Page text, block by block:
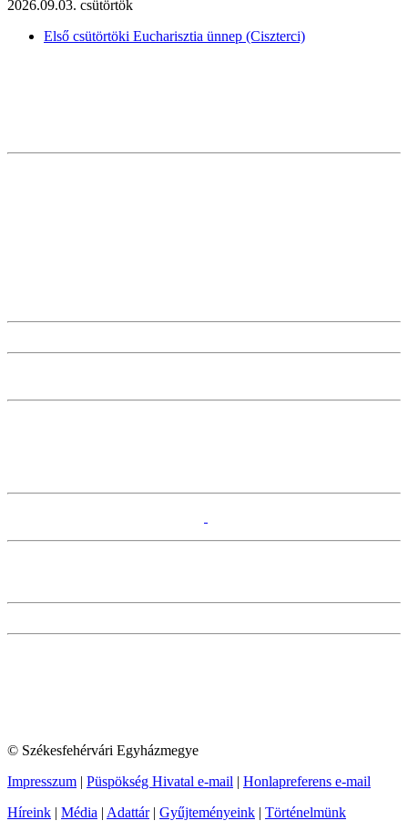
2026.09.03. csütörtök
Első csütörtöki Eucharisztia ünnep (Ciszterci)
© Székesfehérvári Egyházmegye
Impresszum | Püspökség Hivatal e-mail | Honlapreferens e-mail
Híreink | Média | Adattár| Gyűjteményeink | Történelmünk